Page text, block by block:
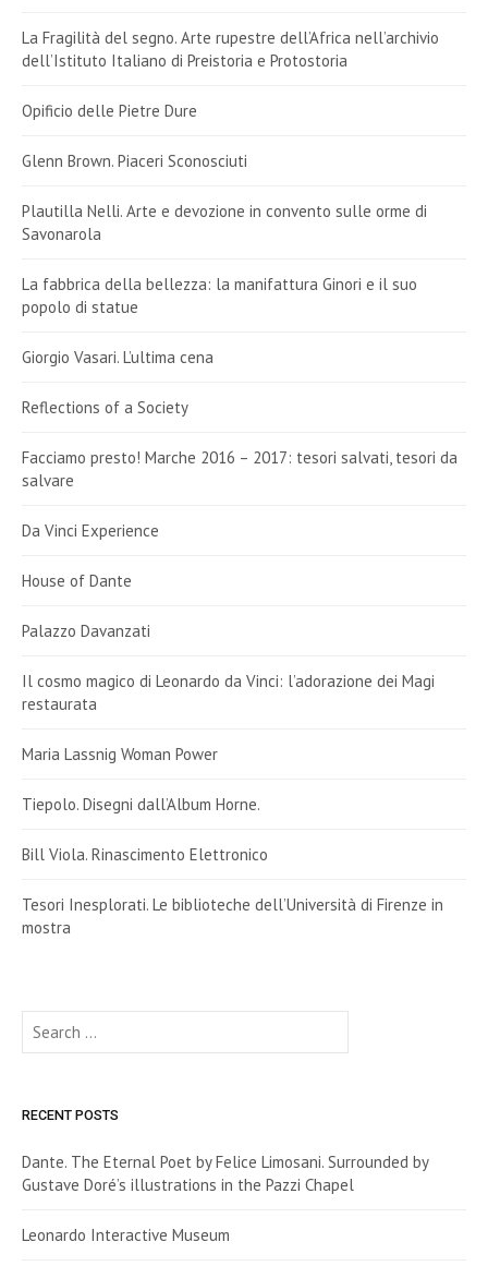
La Fragilità del segno. Arte rupestre dell’Africa nell’archivio
dell’Istituto Italiano di Preistoria e Protostoria
Opificio delle Pietre Dure
Glenn Brown. Piaceri Sconosciuti
Plautilla Nelli. Arte e devozione in convento sulle orme di
Savonarola
La fabbrica della bellezza: la manifattura Ginori e il suo
popolo di statue
Giorgio Vasari. L’ultima cena
Reflections of a Society
Facciamo presto! Marche 2016 – 2017: tesori salvati, tesori da
salvare
Da Vinci Experience
House of Dante
Palazzo Davanzati
Il cosmo magico di Leonardo da Vinci: l’adorazione dei Magi
restaurata
Maria Lassnig Woman Power
Tiepolo. Disegni dall’Album Horne.
Bill Viola. Rinascimento Elettronico
Tesori Inesplorati. Le biblioteche dell’Università di Firenze in
mostra
Search
for:
RECENT POSTS
Dante. The Eternal Poet by Felice Limosani. Surrounded by
Gustave Doré’s illustrations in the Pazzi Chapel
Leonardo Interactive Museum